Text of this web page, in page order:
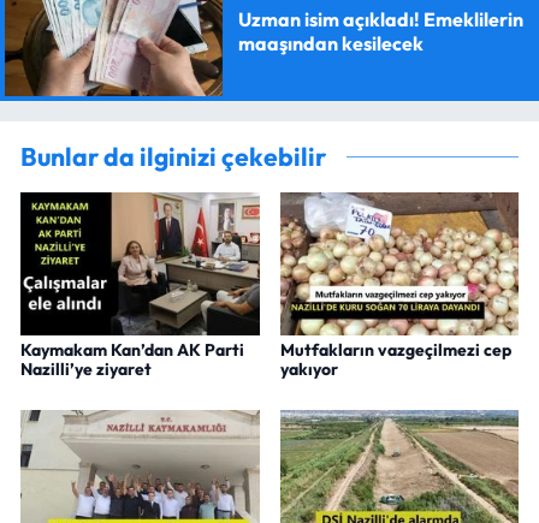
Uzman isim açıkladı! Emeklilerin
maaşından kesilecek
Bunlar da ilginizi çekebilir
Kaymakam Kan’dan AK Parti
Nazilli’ye ziyaret
Mutfakların vazgeçilmezi cep
yakıyor